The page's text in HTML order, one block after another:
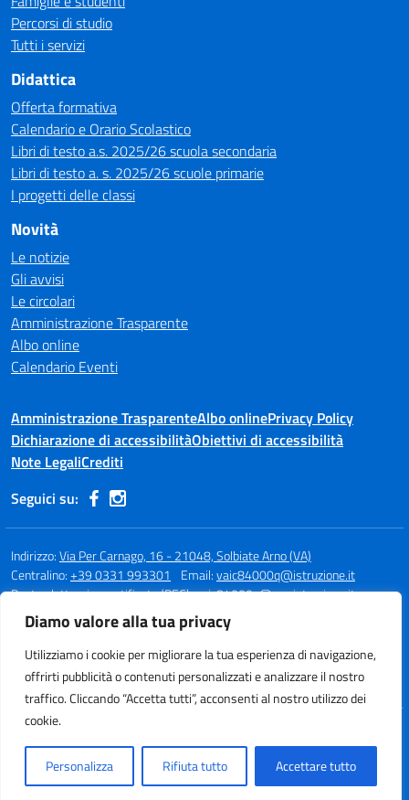
Diamo valore alla tua privacy
Utilizziamo i cookie per migliorare la tua esperienza di navigazione,
offrirti pubblicità o contenuti personalizzati e analizzare il nostro
traffico. Cliccando “Accetta tutti”, acconsenti al nostro utilizzo dei
cookie.
Personalizza Rifiuta tutto Accettare tutto
Percorsi di studio
Tutti i servizi
Didattica
Offerta formativa
Calendario e Orario Scolastico
Libri di testo a.s. 2025/26 scuola secondaria
Libri di testo a. s. 2025/26 scuole primarie
I progetti delle classi
Novità
Le notizie
Gli avvisi
Le circolari
Amministrazione Trasparente
Albo online
Calendario Eventi
Amministrazione TrasparenteAlbo onlinePrivacy Policy
Dichiarazione di accessibilitàObiettivi di accessibilità
Note LegaliCrediti
Seguici su:
Indirizzo:Via Per Carnago, 16 - 21048, Solbiate Arno (VA)
Centralino:+39 0331 993301 Email:vaic84000q@istruzione.it
Posta elettronica certificata (PEC):vaic84000q@pec.istruzione.it
Codice fiscale: 80015980123
Codice meccanografico:
VAIC84000Q
Codice unico di fatturazione (CUF): UFBQUC